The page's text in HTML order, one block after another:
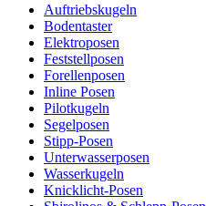
Auftriebskugeln
Bodentaster
Elektroposen
Feststellposen
Forellenposen
Inline Posen
Pilotkugeln
Segelposen
Stipp-Posen
Unterwasserposen
Wasserkugeln
Knicklicht-Posen